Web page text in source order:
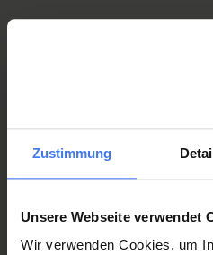
Zustimmung
Unsere Webseite verwendet
Wir verwenden Cookies, um